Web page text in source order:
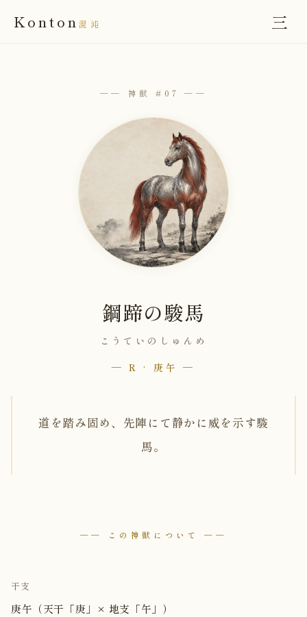
Konton 混沌 三
── 神獣 #07 ──
鋼蹄の駿馬
こうていのしゅんめ
— R · 庚午 —
道を踏み固め、先陣にて静かに威を示す駿
馬。
── この神獣について ──
干支
庚午（天干「庚」× 地支「午」）